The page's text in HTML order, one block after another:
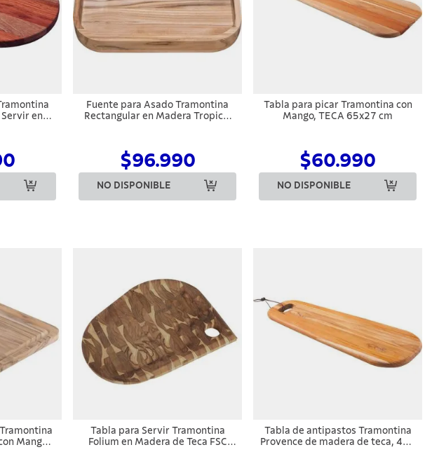
en
Fuente para Asado Tramontina
Rectangular en Madera Tropical
$96.990
NO DISPONIBLE
Tabla para picar Tramontina con
Mango, TECA 65x27 cm
$60.990
NO DISPONIBLE
Mango
Tabla para Servir Tramontina
Folium en Madera de Teca FSC
Tabla de antipastos Tramontina
Provence de madera de teca, 48 x